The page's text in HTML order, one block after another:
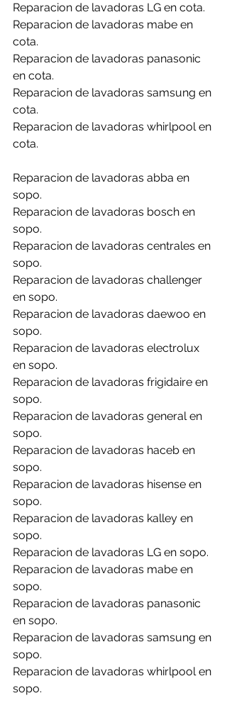
Reparacion de lavadoras LG en cota.
Reparacion de lavadoras mabe en
cota.
Reparacion de lavadoras panasonic
en cota.
Reparacion de lavadoras samsung en
cota.
Reparacion de lavadoras whirlpool en
cota.
Reparacion de lavadoras abba en
sopo.
Reparacion de lavadoras bosch en
sopo.
Reparacion de lavadoras centrales en
sopo.
Reparacion de lavadoras challenger
en sopo.
Reparacion de lavadoras daewoo en
sopo.
Reparacion de lavadoras electrolux
en sopo.
Reparacion de lavadoras frigidaire en
sopo.
Reparacion de lavadoras general en
sopo.
Reparacion de lavadoras haceb en
sopo.
Reparacion de lavadoras hisense en
sopo.
Reparacion de lavadoras kalley en
sopo.
Reparacion de lavadoras LG en sopo.
Reparacion de lavadoras mabe en
sopo.
Reparacion de lavadoras panasonic
en sopo.
Reparacion de lavadoras samsung en
sopo.
Reparacion de lavadoras whirlpool en
sopo.